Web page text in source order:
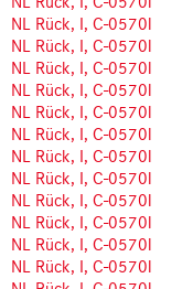
NL Rück, I, C-0570l
NL Rück, I, C-0570l
NL Rück, I, C-0570l
NL Rück, I, C-0570l
NL Rück, I, C-0570l
NL Rück, I, C-0570l
NL Rück, I, C-0570l
NL Rück, I, C-0570l
NL Rück, I, C-0570l
NL Rück, I, C-0570l
NL Rück, I, C-0570l
NL Rück, I, C-0570l